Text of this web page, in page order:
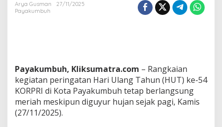
R
I
W
a
Arya Gusman
27/11/2025
Payakumbuh
Payakumbuh, Kliksumatra.com – Rangkaian
kegiatan peringatan Hari Ulang Tahun (HUT) ke-54
KORPRI di Kota Payakumbuh tetap berlangsung
meriah meskipun diguyur hujan sejak pagi, Kamis
(27/11/2025).